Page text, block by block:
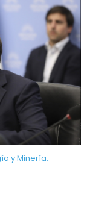
y Minería.